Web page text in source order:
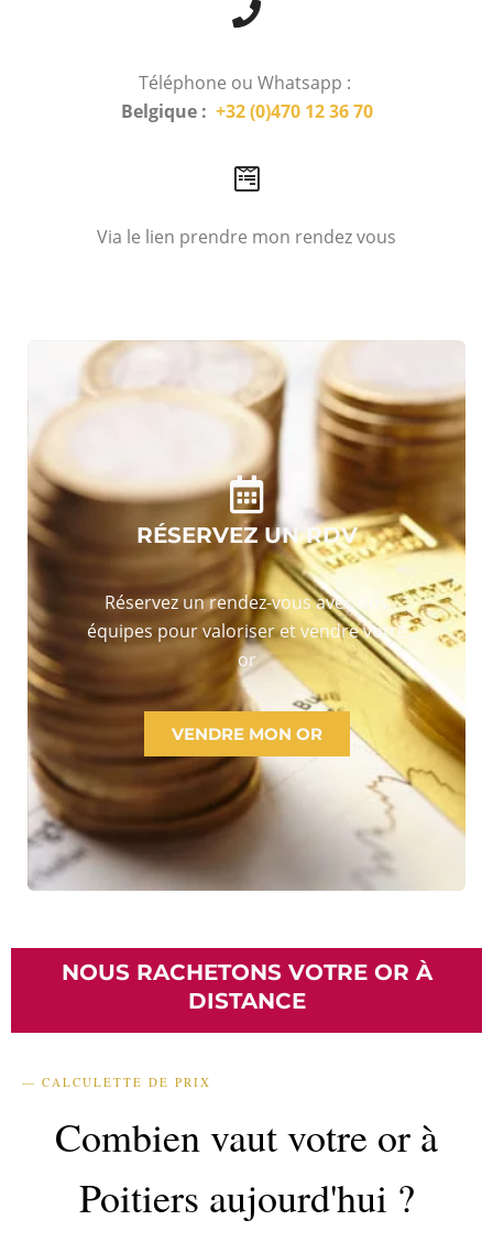
Téléphone ou Whatsapp :
Belgique : +32 (0)470 12 36 70
Via le lien prendre mon rendez vous
RÉSERVEZ UN RDV
Réservez un rendez-vous avec nos
équipes pour valoriser et vendre votre
or
VENDRE MON OR
NOUS RACHETONS VOTRE OR À
DISTANCE
— CALCULETTE DE PRIX
Combien vaut votre or à
Poitiers aujourd'hui ?